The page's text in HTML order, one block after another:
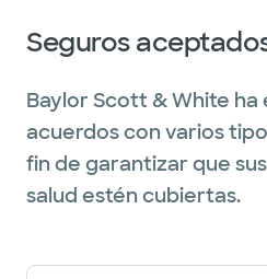
Seguros
Baylor Scott & White
acuerdos con varios
fin de garantizar que
salud estén cubiertas.